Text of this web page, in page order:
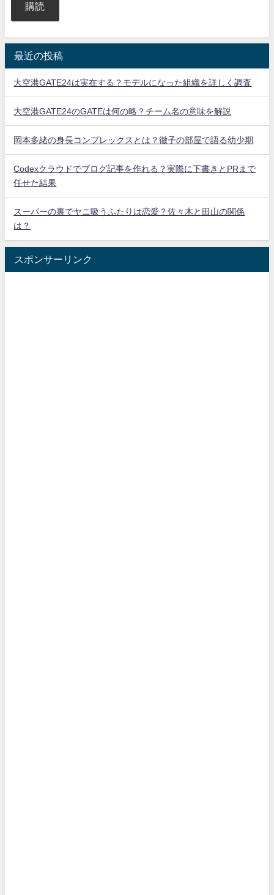
購読
最近の投稿
大空港GATE24は実在する？モデルになった組織を詳しく調査
大空港GATE24のGATEは何の略？チーム名の意味を解説
岡本多緒の身長コンプレックスとは？徹子の部屋で語る幼少期
Codexクラウドでブログ記事を作れる？実際に下書きとPRまで
任せた結果
スーパーの裏でヤニ吸うふたりは恋愛？佐々木と田山の関係
は？
スポンサーリンク